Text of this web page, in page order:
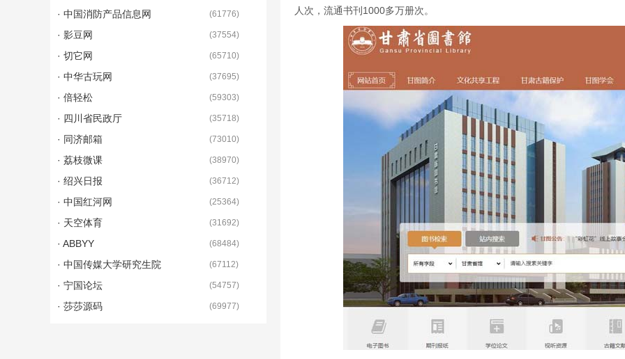
人次，流通书刊1000多万册次。
· 中国消防产品信息网 (61776)
· 影豆网 (37554)
· 切它网 (65710)
· 中华古玩网 (37695)
· 倍轻松 (59303)
· 四川省民政厅 (35718)
· 同济邮箱 (73010)
· 荔枝微课 (38970)
· 绍兴日报 (36712)
· 中国红河网 (25364)
· 天空体育 (31692)
· ABBYY (68484)
· 中国传媒大学研究生院 (67112)
· 宁国论坛 (54757)
· 莎莎源码 (69977)